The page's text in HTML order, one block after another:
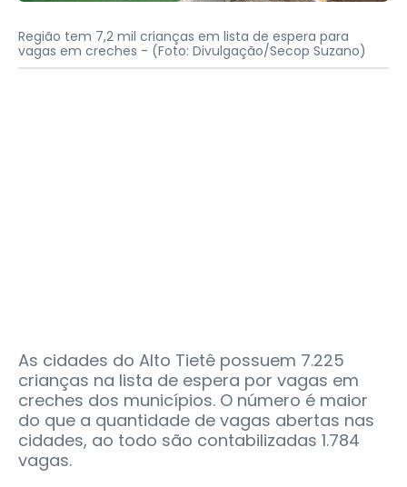
Região tem 7,2 mil crianças em lista de espera para
vagas em creches - (Foto: Divulgação/Secop Suzano)
As cidades do Alto Tietê possuem 7.225
crianças na lista de espera por vagas em
creches dos municípios. O número é maior
do que a quantidade de vagas abertas nas
cidades, ao todo são contabilizadas 1.784
vagas.